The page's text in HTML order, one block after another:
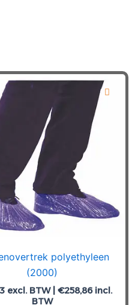
polyethyleen
(2000)
excl. BTW |€258,86incl.
BTW